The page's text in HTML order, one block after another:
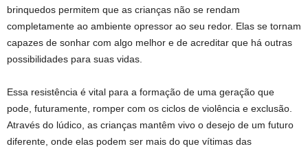
brinquedos permitem que as crianças não se rendam
completamente ao ambiente opressor ao seu redor. Elas se tornam
capazes de sonhar com algo melhor e de acreditar que há outras
possibilidades para suas vidas.
Essa resistência é vital para a formação de uma geração que
pode, futuramente, romper com os ciclos de violência e exclusão.
Através do lúdico, as crianças mantêm vivo o desejo de um futuro
diferente, onde elas podem ser mais do que vítimas das